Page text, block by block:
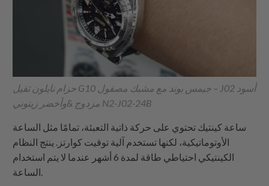
حزام نايلون ثقيل G10 جيمس بوند مع مشبك مصقول – J02 أسود
مزدوج &وأخضر زيتوني N2-J02-24B
ساعة كينتيك تحتوي على حركة ذاتية التعبئة، تمامًا مثل الساعة
الأوتوماتيكية، لكنها تستخدم آلية توقيت كوارتز. ينتج النظام
الكينتيكي احتياطي طاقة لمدة 6 أشهر عندما لا يتم استخدام
الساعة.